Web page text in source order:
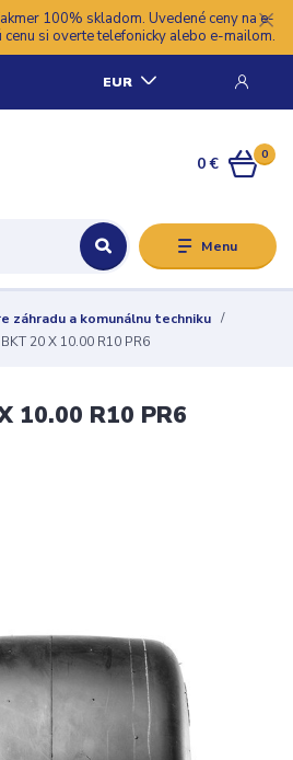
100% skladom. Uvedené ceny na e-
cenu si overte telefonicky alebo e-mailom.
Menu
EUR
0
0 €
záhradu a komunálnu techniku
BKT 20 X 10.00 R10 PR6
10.00 R10 PR6